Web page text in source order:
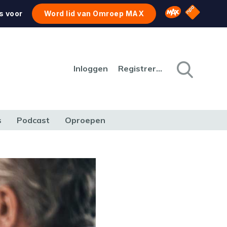
voor Word lid van Omroep MAX Omroep MAX
NPO
Inloggen Registreren
Podcast Oproepen